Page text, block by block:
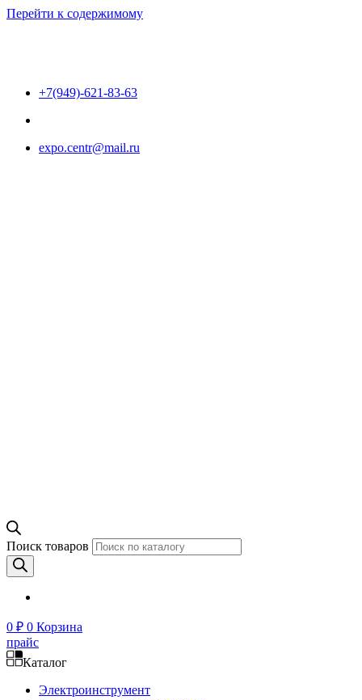
Перейти к содержимому
+7(949)-621-83-63
expo.centr@mail.ru
Поиск товаров
0 ₽ 0 Корзина
прайс
Каталог
Электроинструмент